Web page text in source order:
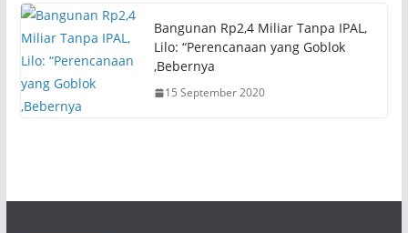
w
)
o
)
Bangunan Rp2,4 Miliar Tanpa IPAL,
Lilo: “Perencanaan yang Goblok
,Bebernya
15 September 2020